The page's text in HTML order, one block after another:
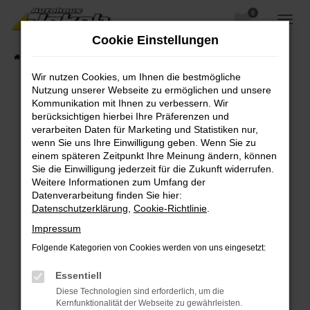
Zum
Hauptinhalt
0
Fehler: Network Error
Beim Laden ist ein Fehler aufgetreten.
Hier sind ein paar Tipps, die dir helfen können:
Überprüfe deine Firewall und deine
Internetverbindung.
Laden andere Webseiten, zum Beispiel deine
Suchmaschine?
Prüfe deine Browsererweiterungen.
Manche Erweiterungen, wie Werbeblocker,
können das Laden bestimmter Seiten
verhindern. Funktioniert die Seite in einem
Cookie Einstellungen
Wir nutzen Cookies, um Ihnen die bestmögliche
Nutzung unserer Webseite zu ermöglichen und unsere
Kommunikation mit Ihnen zu verbessern. Wir
berücksichtigen hierbei Ihre Präferenzen und
verarbeiten Daten für Marketing und Statistiken nur,
wenn Sie uns Ihre Einwilligung geben. Wenn Sie zu
einem späteren Zeitpunkt Ihre Meinung ändern, können
Sie die Einwilligung jederzeit für die Zukunft widerrufen.
Weitere Informationen zum Umfang der
Datenverarbeitung finden Sie hier:
Datenschutzerklärung Cookie-Richtlinie
Impressum
Folgende Kategorien von Cookies werden von uns eingesetzt:
Essentiell
Diese Technologien sind erforderlich, um die
Kernfunktionalität der Webseite zu gewährleisten.